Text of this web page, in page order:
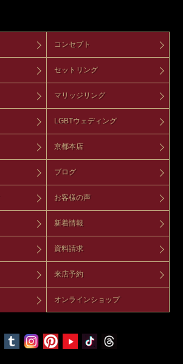
コンセプト
セットリング
マリッジリング
LGBTウェディング
京都本店
ブログ
お客様の声
新着情報
資料請求
来店予約
オンラインショップ